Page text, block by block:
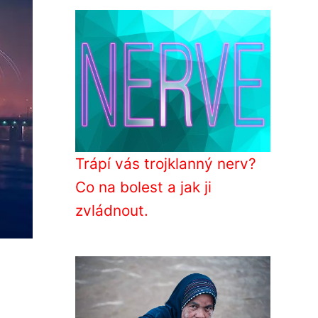
Trápí vás trojklanný nerv?
Co na bolest a jak ji
zvládnout.